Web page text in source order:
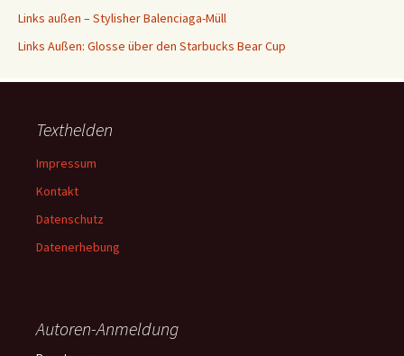
Links außen – Stylisher Balenciaga-Müll
Links Außen: Glosse über den Starbucks Bear Cup
Texthelden
Impressum
Kontakt
Datenschutz
Datenerhebung
Autoren-Anmeldung